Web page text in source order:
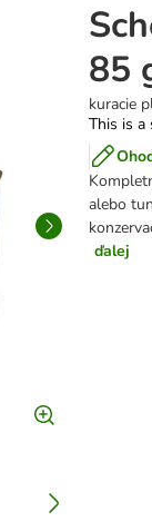
85
kuracie
This is a
alebo
ďalej